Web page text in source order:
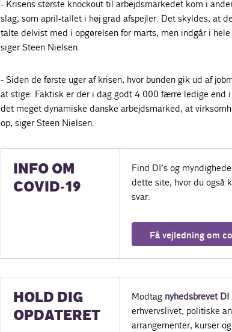
- Krisens største knockout til arbejdsmarkedet kom i
slag, som april-tallet i høj grad afspejler. Det skyldes, at
talte delvist med i opgørelsen for marts, men indgår i
siger Steen Nielsen.
- Siden de første uger af krisen, hvor bunden gik ud af
at stige. Faktisk er der i dag godt 4.000 færre ledige end
det meget dynamiske danske arbejdsmarked, at
op, siger Steen Nielsen.
INFO OM
COVID-19
Find DI’s og
dette site, hvor du også
svar.
Få vejledning om
HOLD DIG
OPDATERET
Modtag nyhedsbrevet DI
erhvervslivet, politiske
arrangementer, kurser